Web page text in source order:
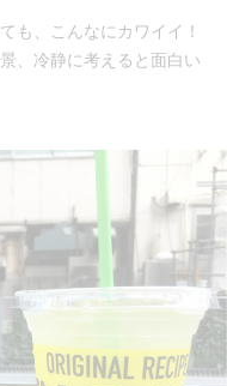
も、こんなにカワイイ！
、冷静に考えると面白い